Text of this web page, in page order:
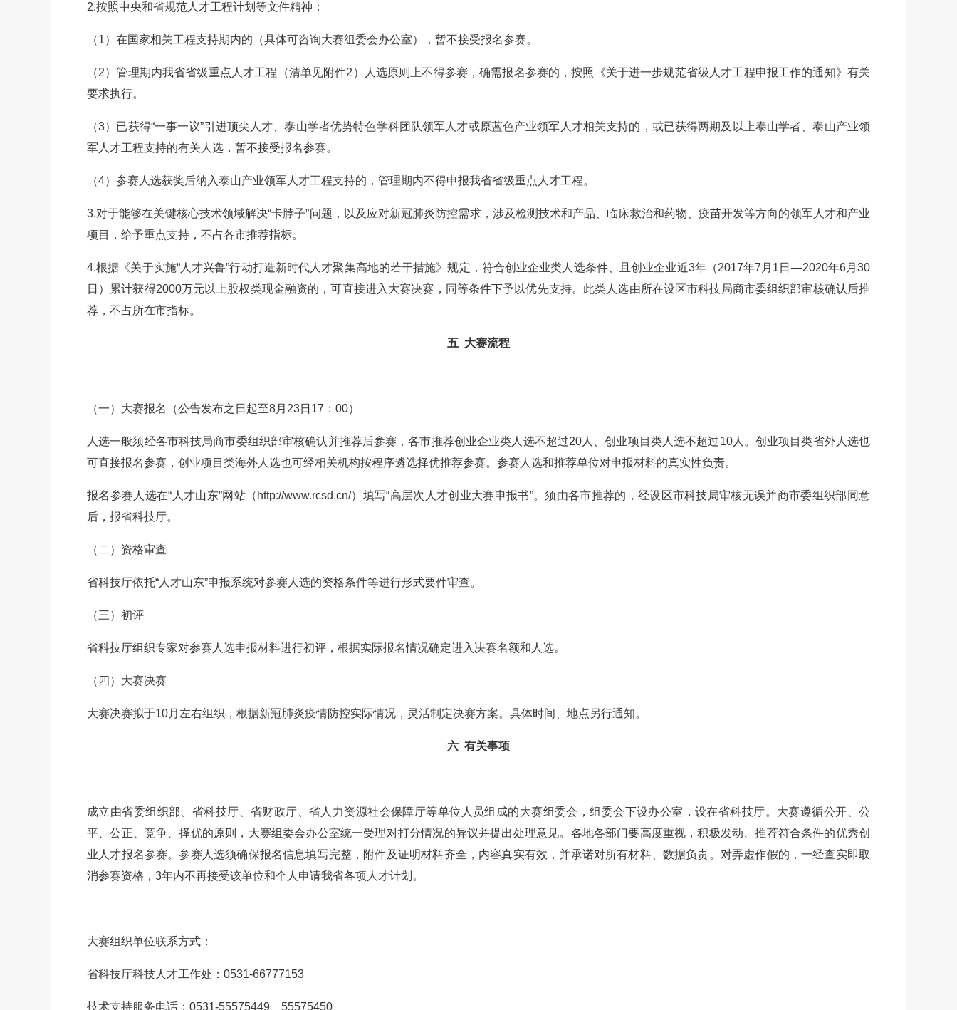
2.按照中央和省规范人才工程计划等文件精神：
（1）在国家相关工程支持期内的（具体可咨询大赛组委会办公室），暂不接受报名参赛。
（2）管理期内我省省级重点人才工程（清单见附件2）人选原则上不得参赛，确需报名参赛的，按照《关于进一步规范省级人才工程申报工作的通知》有关
要求执行。
（3）已获得“一事一议”引进顶尖人才、泰山学者优势特色学科团队领军人才或原蓝色产业领军人才相关支持的，或已获得两期及以上泰山学者、泰山产业领
军人才工程支持的有关人选，暂不接受报名参赛。
（4）参赛人选获奖后纳入泰山产业领军人才工程支持的，管理期内不得申报我省省级重点人才工程。
3.对于能够在关键核心技术领域解决“卡脖子”问题，以及应对新冠肺炎防控需求，涉及检测技术和产品、临床救治和药物、疫苗开发等方向的领军人才和产业
项目，给予重点支持，不占各市推荐指标。
4.根据《关于实施“人才兴鲁”行动打造新时代人才聚集高地的若干措施》规定，符合创业企业类人选条件、且创业企业近3年（2017年7月1日—2020年6月30
日）累计获得2000万元以上股权类现金融资的，可直接进入大赛决赛，同等条件下予以优先支持。此类人选由所在设区市科技局商市委组织部审核确认后推
荐，不占所在市指标。
五 大赛流程
（一）大赛报名（公告发布之日起至8月23日17：00）
人选一般须经各市科技局商市委组织部审核确认并推荐后参赛，各市推荐创业企业类人选不超过20人、创业项目类人选不超过10人。创业项目类省外人选也
可直接报名参赛，创业项目类海外人选也可经相关机构按程序遴选择优推荐参赛。参赛人选和推荐单位对申报材料的真实性负责。
报名参赛人选在“人才山东”网站（http://www.rcsd.cn/）填写“高层次人才创业大赛申报书”。须由各市推荐的，经设区市科技局审核无误并商市委组织部同意
后，报省科技厅。
（二）资格审查
省科技厅依托“人才山东”申报系统对参赛人选的资格条件等进行形式要件审查。
（三）初评
省科技厅组织专家对参赛人选申报材料进行初评，根据实际报名情况确定进入决赛名额和人选。
（四）大赛决赛
大赛决赛拟于10月左右组织，根据新冠肺炎疫情防控实际情况，灵活制定决赛方案。具体时间、地点另行通知。
六 有关事项
成立由省委组织部、省科技厅、省财政厅、省人力资源社会保障厅等单位人员组成的大赛组委会，组委会下设办公室，设在省科技厅。大赛遵循公开、公
平、公正、竞争、择优的原则，大赛组委会办公室统一受理对打分情况的异议并提出处理意见。各地各部门要高度重视，积极发动、推荐符合条件的优秀创
业人才报名参赛。参赛人选须确保报名信息填写完整，附件及证明材料齐全，内容真实有效，并承诺对所有材料、数据负责。对弄虚作假的，一经查实即取
消参赛资格，3年内不再接受该单位和个人申请我省各项人才计划。
大赛组织单位联系方式：
省科技厅科技人才工作处：0531-66777153
技术支持服务电话：0531-55575449、55575450